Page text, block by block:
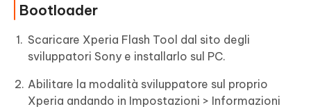
Bootloader
Scaricare Xperia Flash Tool dal sito degli
sviluppatori Sony e installarlo sul PC.
Abilitare la modalità sviluppatore sul proprio
Xperia andando in Impostazioni > Informazioni